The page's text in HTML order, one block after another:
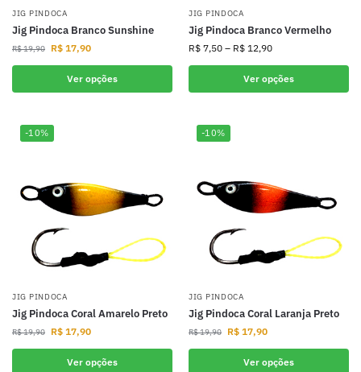
JIG PINDOCA
Jig Pindoca Branco Sunshine
R$19,90 R$ 17,90
Ver opções
JIG PINDOCA
Jig Pindoca Branco Vermelho
R$ 7,50 – R$ 12,90
Ver opções
-10%
JIG PINDOCA
Jig Pindoca Coral Amarelo Preto
R$19,90 R$ 17,90
Ver opções
-10%
JIG PINDOCA
Jig Pindoca Coral Laranja Preto
R$19,90 R$ 17,90
Ver opções